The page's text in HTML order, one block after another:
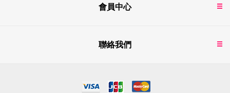
會員中心
聯絡我們